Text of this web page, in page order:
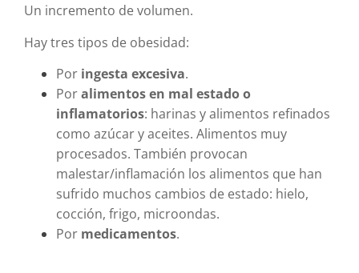
Un incremento de volumen.
Hay tres tipos de obesidad:
Por ingesta excesiva.
Poralimentos en mal estado o
inflamatorios: harinas y alimentos refinados
como azúcar y aceites. Alimentos muy
procesados. También provocan
malestar/inflamación los alimentos que han
sufrido muchos cambios de estado: hielo,
cocción, frigo, microondas.
Por medicamentos.